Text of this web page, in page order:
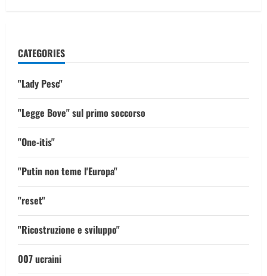
CATEGORIES
"Lady Pesc"
"Legge Bove" sul primo soccorso
"One-itis"
"Putin non teme l'Europa"
"reset"
"Ricostruzione e sviluppo"
007 ucraini